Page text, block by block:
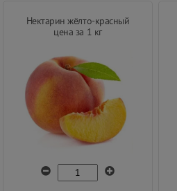
Нектарин жёлто-красный
цена за 1 кг